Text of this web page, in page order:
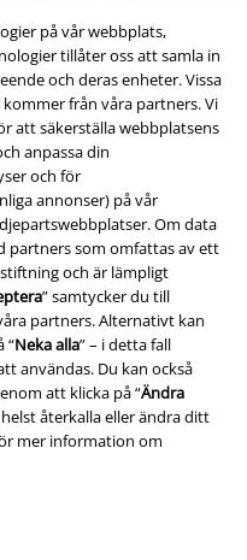
på vår webbplats,
tillåter oss att samla in
och deras enheter. Vissa
från våra partners. Vi
att säkerställa webbplatsens
anpassa din
och för
annonser) på vår
Om data
partners som omfattas av ett
och är lämpligt
” samtycker du till
partners. Alternativt kan
“Neka alla” – i detta fall
användas. Du kan också
att klicka på “Ändra
återkalla eller ändra ditt
mer information om